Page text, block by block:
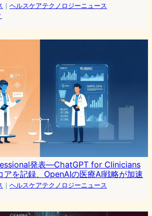
｜ ヘルスケアテクノロジーニュース
発表—ChatGPT for Clinicians
アを記録、OpenAIの医療AI戦略が加速
｜ ヘルスケアテクノロジーニュース